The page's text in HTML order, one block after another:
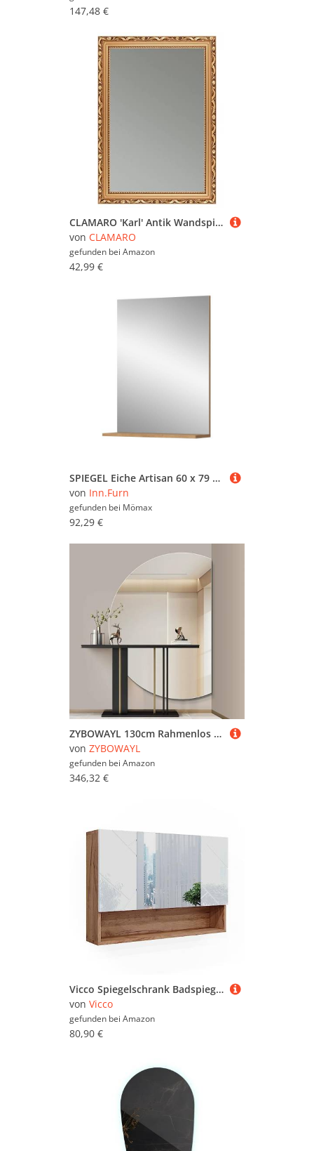
147,48 €
CLAMARO 'Karl' Antik Wandspiegel 30x45 cm mit Rahmen | Bronze | Shabby Chic Vintage Barock Spiegel mit Holzrahmen | Barockspiegel inkl. Metall Aufhänger und Montagematerial
von CLAMARO
gefunden bei Amazon
42,99 €
SPIEGEL Eiche Artisan 60 x 79 cm, Wandspiegel mit Ablage
von Inn.Furn
gefunden bei Mömax
92,29 €
ZYBOWAYL 130cm Rahmenlos Halbrund Wandspiegel, Modern Badezimmerspiegel, 110cm HD 3 Lichtfarbe Dimmbar Badspiegel, Dekorative Spiegel Beschlagfrei(Right Cut,110x70cm/43x28in)
von ZYBOWAYL
gefunden bei Amazon
346,32 €
Vicco Spiegelschrank Badspiegel Wandspiegel Irma modern Badezimmer Schrank Badschrank Badezimmermöbel Badmöbel 3 Türen
von Vicco
gefunden bei Amazon
80,90 €